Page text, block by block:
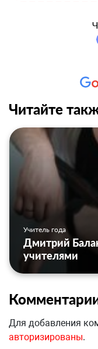
Читайте
Учитель года
Дмитрий
учителями
Для добавления
авторизированы.